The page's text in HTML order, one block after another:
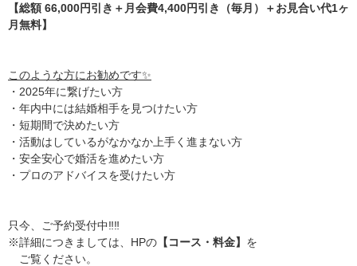
【総額 66,000円引き＋月会費4,400円引き（毎月）＋お見合い代1ヶ
月無料】
このような方にお勧めです✨
・2025年に繋げたい方
・年内中には結婚相手を見つけたい方
・短期間で決めたい方
・活動はしているがなかなか上手く進まない方
・安全安心で婚活を進めたい方
・プロのアドバイスを受けたい方
只今、ご予約受付中‼️‼️
※詳細につきましては、HPの 【コース・料金】 を
ご覧ください。